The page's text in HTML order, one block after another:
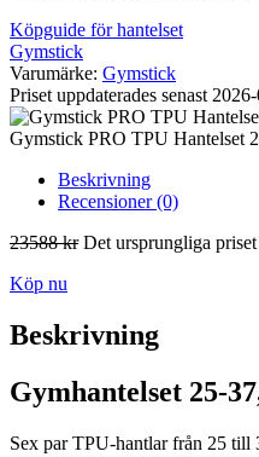
Köpguide för hantelset
Gymstick
Varumärke: Gymstick
Priset uppdaterades senast
Gymstick PRO TPU Hantelset
Beskrivning
Recensioner (0)
23588kr Det ursprungliga
Köp nu
Beskrivning
Gymhantelset 25-
Sex par TPU-hantlar från 25 till